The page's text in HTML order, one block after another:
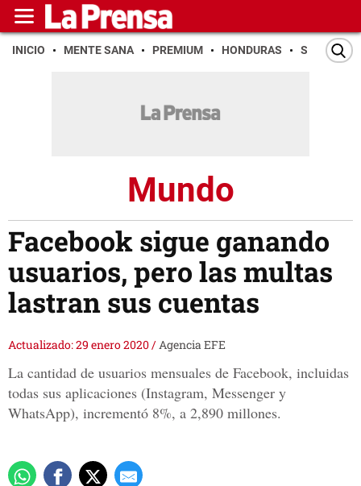
INICIO MENTE SANA PREMIUM HONDURAS SAN PEDRO
Mundo
Facebook sigue ganando
usuarios, pero las multas
lastran sus cuentas
Actualizado: 29 enero 2020/Agencia EFE
La cantidad de usuarios mensuales de Facebook, incluidas
todas sus aplicaciones (Instagram, Messenger y
WhatsApp), incrementó 8%, a 2,890 millones.